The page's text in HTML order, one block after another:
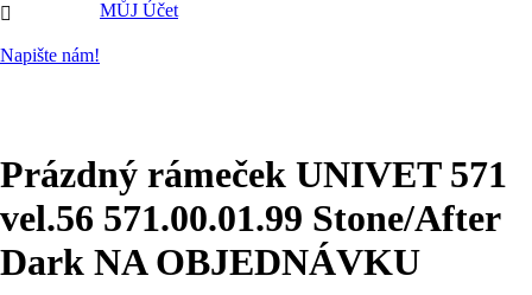

Napište nám!
MŮJ Účet
Prázdný rámeček UNIVET 571
vel.56 571.00.01.99 Stone/After
Dark NA OBJEDNÁVKU